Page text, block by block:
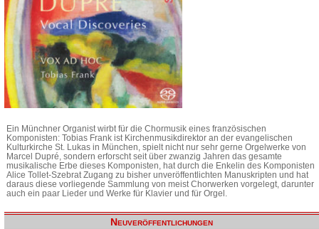
Ein Münchner Organist wirbt für die Chormusik eines französischen
Komponisten: Tobias Frank ist Kirchenmusikdirektor an der evangelischen
Kulturkirche St. Lukas in München, spielt nicht nur sehr gerne Orgelwerke von
Marcel Dupré, sondern erforscht seit über zwanzig Jahren das gesamte
musikalische Erbe dieses Komponisten, hat durch die Enkelin des Komponisten
Alice Tollet-Szebrat Zugang zu bisher unveröffentlichten Manuskripten und hat
daraus diese vorliegende Sammlung von meist Chorwerken vorgelegt, darunter
auch ein paar Lieder und Werke für Klavier und für Orgel.
Neuveröffentlichungen